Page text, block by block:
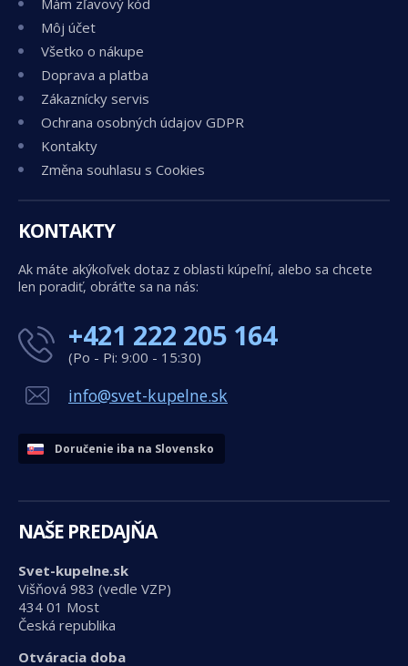
Môj účet
Všetko o nákupe
Doprava a platba
Zákaznícky servis
Ochrana osobných údajov GDPR
Kontakty
Změna souhlasu s Cookies
KONTAKTY
Ak máte akýkoľvek dotaz z oblasti kúpeľní, alebo sa chcete
len poradiť, obráťte sa na nás:
+421 222 205 164
(Po - Pi: 9:00 - 15:30)
info@svet-kupelne.sk
Doručenie iba na Slovensko
NAŠE PREDAJŇA
Svet-kupelne.sk
Višňová 983 (vedle VZP)
434 01 Most
Česká republika
Otváracia doba